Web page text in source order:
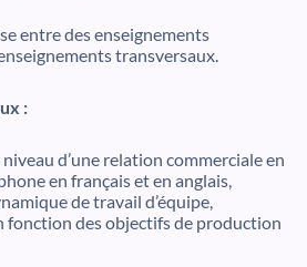
entre des enseignements
transversaux.
:
d’une relation commerciale en
en français et en anglais,
de travail d’équipe,
fonction des objectifs de production